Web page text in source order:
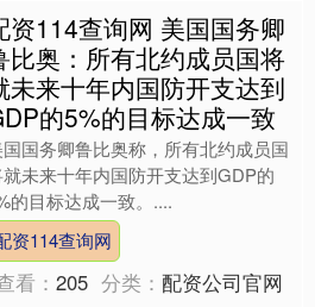
资114查询网 美国国务卿
比奥：所有北约成员国将
未来十年内国防开支达到
的5%的目标达成一致
国国务卿鲁比奥称，所有北约成员国
未来十年内国防开支达到GDP的
的目标达成一致。....
资114查询网
看：205 分类：配资公司官网